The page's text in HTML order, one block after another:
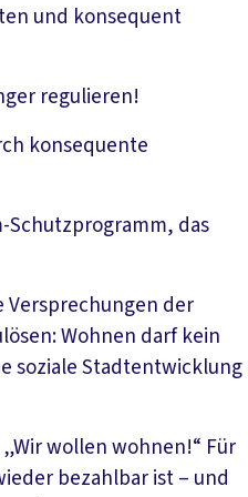
und konsequent
regulieren!
konsequente
Schutzprogramm, das
der
Wohnen darf kein
soziale Stadtentwicklung
wollen wohnen!“ Für
bezahlbar ist – und